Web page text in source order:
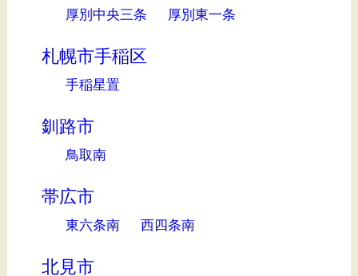
厚別中央三条 厚別東一条
札幌市手稲区
手稲星置
釧路市
鳥取南
帯広市
東六条南 西四条南
北見市